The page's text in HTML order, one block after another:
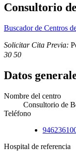
Consultorio
Buscador de Centros
Solicitar Cita Previa:
30 50
Datos
Nombre del centro
Consultorio de
Teléfono
Hospital de referencia